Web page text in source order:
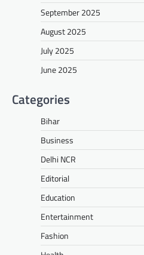
September 2025
August 2025
July 2025
June 2025
Categories
Bihar
Business
Delhi NCR
Editorial
Education
Entertainment
Fashion